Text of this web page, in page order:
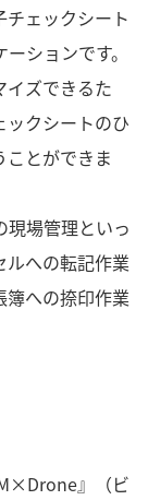
ェックシート
ションです。
イズできるた
ックシートのひ
とができま
現場管理といっ
ルへの転記作業
簿への捺印作業
』（ビ